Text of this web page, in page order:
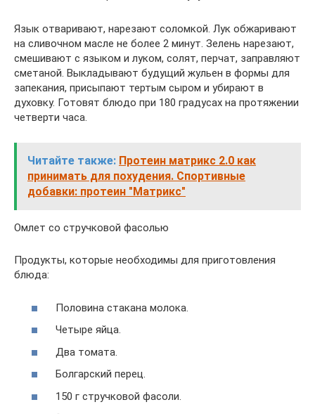
Язык отваривают, нарезают соломкой. Лук обжаривают
на сливочном масле не более 2 минут. Зелень нарезают,
смешивают с языком и луком, солят, перчат, заправляют
сметаной. Выкладывают будущий жульен в формы для
запекания, присыпают тертым сыром и убирают в
духовку. Готовят блюдо при 180 градусах на протяжении
четверти часа.
Читайте также: Протеин матрикс 2.0 как
принимать для похудения. Спортивные
добавки: протеин "Матрикс"
Омлет со стручковой фасолью
Продукты, которые необходимы для приготовления
блюда:
Половина стакана молока.
Четыре яйца.
Два томата.
Болгарский перец.
150 г стручковой фасоли.